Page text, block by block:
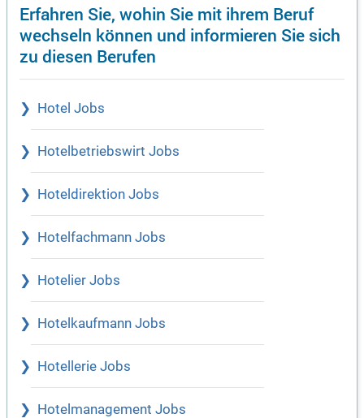
Erfahren Sie, wohin Sie mit ihrem Beruf
wechseln können und informieren Sie sich
zu diesen Berufen
Hotel Jobs
Hotelbetriebswirt Jobs
Hoteldirektion Jobs
Hotelfachmann Jobs
Hotelier Jobs
Hotelkaufmann Jobs
Hotellerie Jobs
Hotelmanagement Jobs